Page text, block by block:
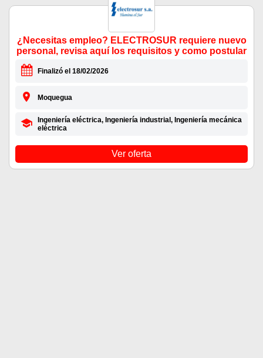
¿Necesitas empleo? ELECTROSUR requiere nuevo
personal, revisa aquí los requisitos y como postular
Finalizó el 18/02/2026
Moquegua
Ingeniería eléctrica, Ingeniería industrial, Ingeniería mecánica
eléctrica
Ver oferta